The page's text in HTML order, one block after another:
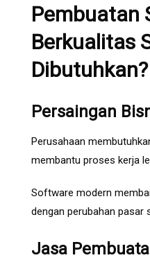
Pembuatan
Berkualitas
Dibutuhkan?
Persaingan
Perusahaan
membantu proses kerja
Software modern
dengan perubahan pasar
Jasa